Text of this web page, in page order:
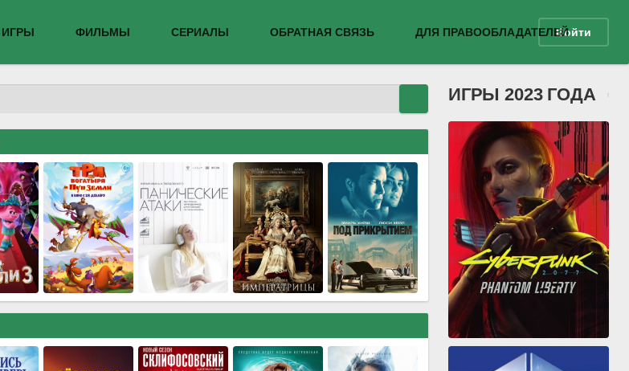
ИГРЫ ФИЛЬМЫ СЕРИАЛЫ ОБРАТНАЯ СВЯЗЬ ДЛЯ ПРАВООБЛАДАТЕЛЕЙВойти
ИГРЫ 2023 ГОДА